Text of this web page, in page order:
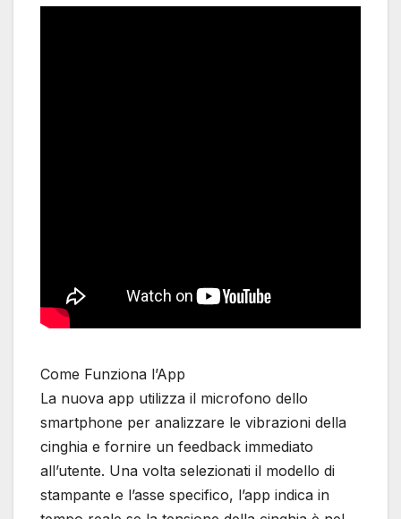
Come Funziona l’App
La nuova app utilizza il microfono dello
smartphone per analizzare le vibrazioni della
cinghia e fornire un feedback immediato
all’utente. Una volta selezionati il modello di
stampante e l’asse specifico, l’app indica in